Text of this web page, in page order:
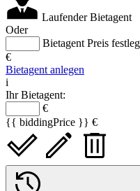
Laufender Bietagent
Oder
Bietagent Preis
€
Bietagent anlegen
i
Ihr Bietagent:
€
{{ biddingPrice }} €